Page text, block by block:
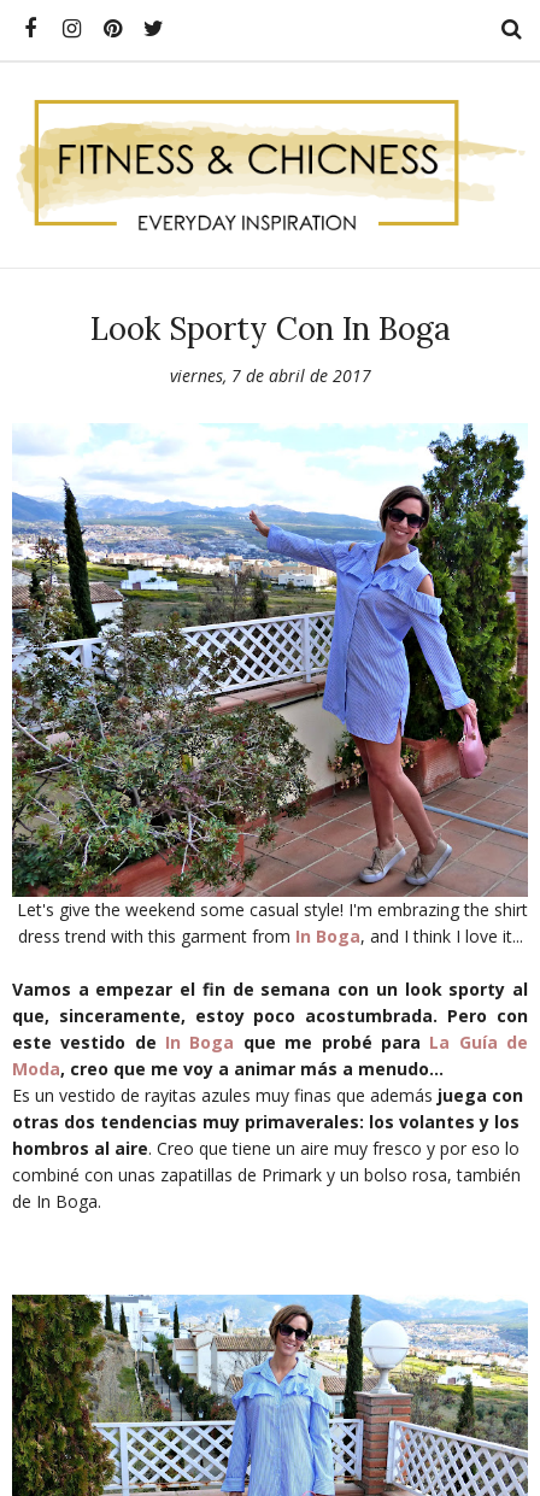
Look Sporty Con In Boga
viernes, 7 de abril de 2017
Let's give the weekend some casual style! I'm embrazing the shirt
dress trend with this garment from In Boga, and I think I love it...
Vamos a empezar el fin de semana con un look sporty al
que, sinceramente, estoy poco acostumbrada. Pero con
este vestido de In Boga que me probé para La Guía de
Moda, creo que me voy a animar más a menudo...
Es un vestido de rayitas azules muy finas que además juega con
otras dos tendencias muy primaverales: los volantes y los
hombros al aire. Creo que tiene un aire muy fresco y por eso lo
combiné con unas zapatillas de Primark y un bolso rosa, también
de In Boga.